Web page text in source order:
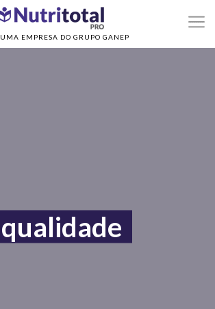
UMA EMPRESA DO GRUPO GANEP
qualidade